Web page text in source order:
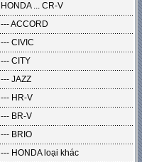
HONDA ... CR-V
--- ACCORD
--- CIVIC
--- CITY
--- JAZZ
--- HR-V
--- BR-V
--- BRIO
--- HONDA loại khác